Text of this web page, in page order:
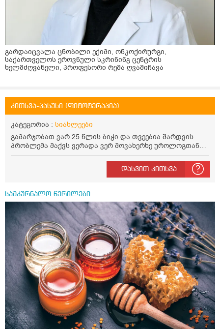
გარდაიცვალა ცნობილი ექიმი, ონკოქირურგი,
საქართველოს ეროვნული სკრინინგ ცენტრის
ხელმძღვანელი, პროფესორი რემა ღვამიჩავა
კითხვა-პასუხი (ფიტოტერაპია)
კატეგორია : სიახლეები
გამარჯობათ ვარ 25 წლის ბიჭი და თვეებია შარდვის
პრობლემა მაქვს ვერადა ვერ მოვახერხე უროლოგთან
მისვალ მოკლედ საქმე იმაშია რომ დაახლოლოებით 5
წუთში ზოგჯერ მეტი ადრეც ისევ მინდება შარდვა ხან
ცოტა გადმოდის ხან ბერვი შუადღისით დიდად არ
კონსულტაციაზე მოსვლა ხუთშაბათს ან პარასკევს
მეცლება სად ხართ ტერიტორიულად ქუთაისში და რა
ღირს თქვენთან კონსულტაცია და ხო ტელეფონის
ნომერი რომ დამიწეროთ თქვენი
დასვით კითხვა
სამკურნალო წერილები